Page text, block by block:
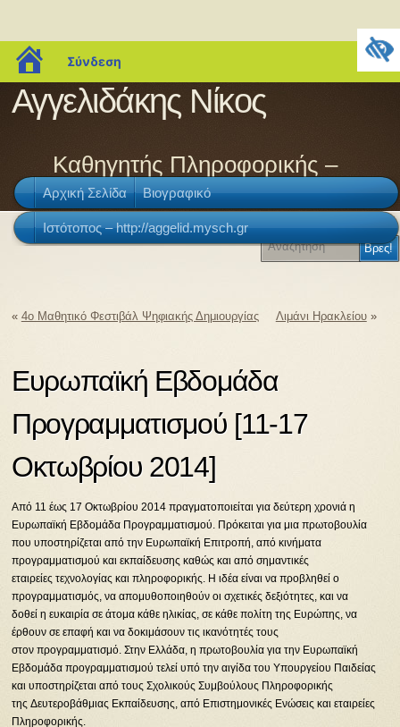
blogs.sch.gr
Σύνδεση
Αγγελιδάκης Νίκος
Καθηγητής Πληροφορικής –
ΠΕ86
Αρχική Σελίδα Βιογραφικό
Ιστότοπος – http://aggelid.mysch.gr
« 4ο Μαθητικό Φεστιβάλ Ψηφιακής Δημιουργίας Λιμάνι Ηρακλείου»
Ευρωπαϊκή Εβδομάδα
Προγραμματισμού [11-17
Οκτωβρίου 2014]
Από 11 έως 17 Οκτωβρίου 2014 πραγματοποιείται για δεύτερη χρονιά η
Ευρωπαϊκή Εβδομάδα Προγραμματισμού. Πρόκειται για μια πρωτοβουλία
που υποστηρίζεται από την Ευρωπαϊκή Επιτροπή, από κινήματα
προγραμματισμού και εκπαίδευσης καθώς και από σημαντικές
εταιρείες τεχνολογίας και πληροφορικής. Η ιδέα είναι να προβληθεί ο
προγραμματισμός, να απομυθοποιηθούν οι σχετικές δεξιότητες, και να
δοθεί η ευκαιρία σε άτομα κάθε ηλικίας, σε κάθε πολίτη της Ευρώπης, να
έρθουν σε επαφή και να δοκιμάσουν τις ικανότητές τους
στον προγραμματισμό. Στην Ελλάδα, η πρωτοβουλία για την Ευρωπαϊκή
Εβδομάδα προγραμματισμού τελεί υπό την αιγίδα του Υπουργείου Παιδείας
και υποστηρίζεται από τους Σχολικούς Συμβούλους Πληροφορικής
της Δευτεροβάθμιας Εκπαίδευσης, από Επιστημονικές Ενώσεις και εταιρείες
Πληροφορικής.